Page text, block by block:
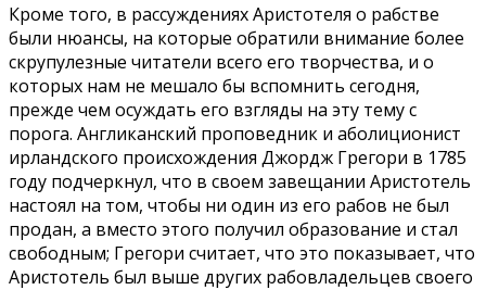
Кроме того, в рассуждениях Аристотеля о рабстве
были нюансы, на которые обратили внимание более
скрупулезные читатели всего его творчества, и о
которых нам не мешало бы вспомнить сегодня,
прежде чем осуждать его взгляды на эту тему с
порога. Англиканский проповедник и аболиционист
ирландского происхождения Джордж Грегори в 1785
году подчеркнул, что в своем завещании Аристотель
настоял на том, чтобы ни один из его рабов не был
продан, а вместо этого получил образование и стал
свободным; Грегори считает, что это показывает, что
Аристотель был выше других рабовладельцев своего